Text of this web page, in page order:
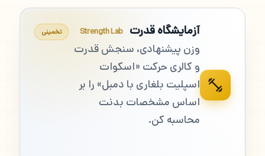
آزمایشگاه قدرت Strength Lab
وزن پیشنهادی، سنجش قدرت
و کالری حرکت «اسکوات
اسپلیت بلغاری با دمبل» را بر
اساس مشخصات بدنت
محاسبه کن.
تخمینی